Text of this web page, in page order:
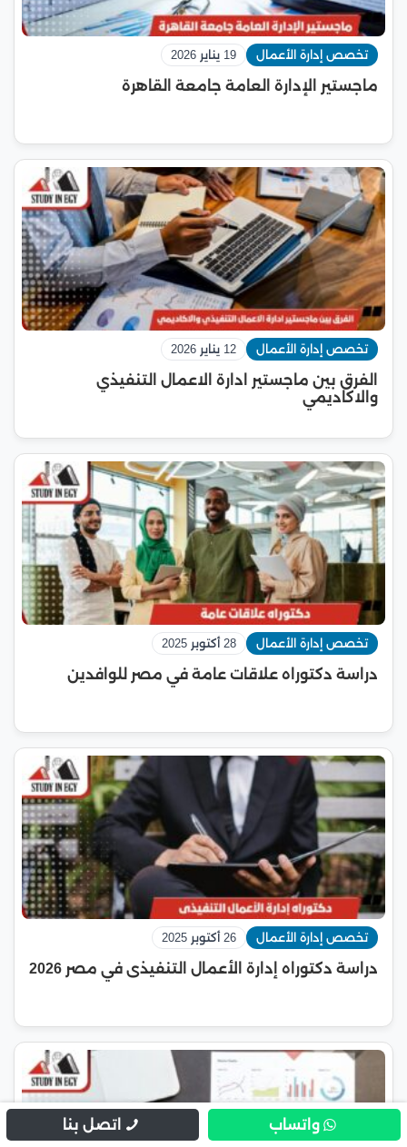
تخصص إدارة الأعمال 19 يناير 2026
ماجستير الإدارة العامة جامعة القاهرة
تخصص إدارة الأعمال 12 يناير 2026
الفرق بين ماجستير ادارة الاعمال التنفيذي
والاكاديمي
تخصص إدارة الأعمال 28 أكتوبر 2025
دراسة دكتوراه علاقات عامة في مصر للوافدين
تخصص إدارة الأعمال 26 أكتوبر 2025
دراسة دكتوراه إدارة الأعمال التنفيذى في مصر 2026
واتساب اتصل بنا